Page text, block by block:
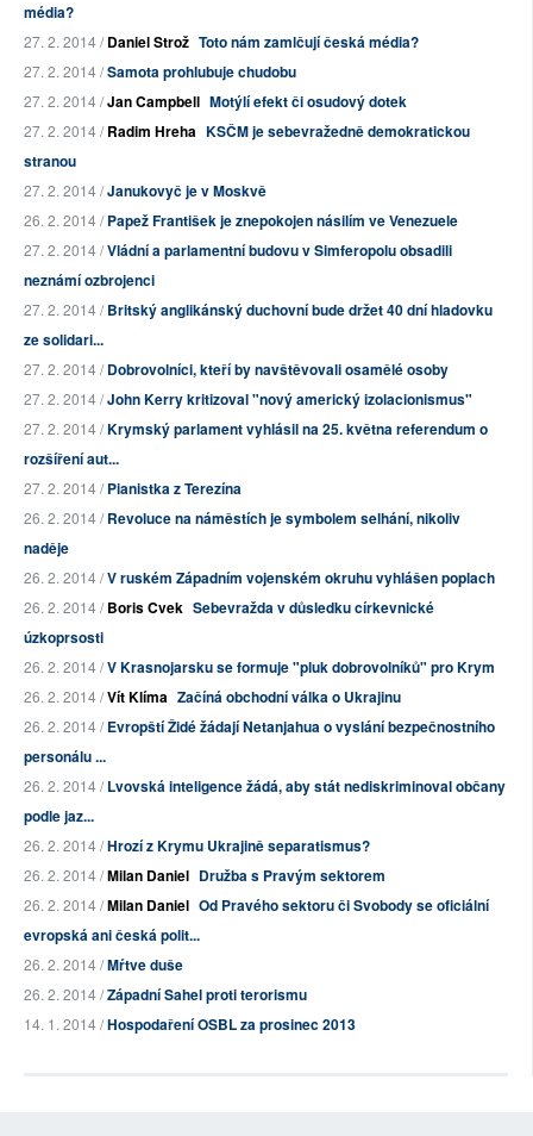
média?
27. 2. 2014 /Daniel Strož Toto nám zamlčují česká média?
27. 2. 2014 /Samota prohlubuje chudobu
27. 2. 2014 /Jan Campbell Motýlí efekt či osudový dotek
27. 2. 2014 /Radim Hreha KSČM je sebevražedně demokratickou
stranou
27. 2. 2014 /Janukovyč je v Moskvě
26. 2. 2014 /Papež František je znepokojen násilím ve Venezuele
27. 2. 2014 /Vládní a parlamentní budovu v Simferopolu obsadili
neznámí ozbrojenci
27. 2. 2014 /Britský anglikánský duchovní bude držet 40 dní hladovku
ze solidari...
27. 2. 2014 /Dobrovolníci, kteří by navštěvovali osamělé osoby
27. 2. 2014 /John Kerry kritizoval "nový americký izolacionismus"
27. 2. 2014 /Krymský parlament vyhlásil na 25. května referendum o
rozšíření aut...
27. 2. 2014 /Pianistka z Terezína
26. 2. 2014 /Revoluce na náměstích je symbolem selhání, nikoliv
naděje
26. 2. 2014 /V ruském Západním vojenském okruhu vyhlášen poplach
26. 2. 2014 /Boris Cvek Sebevražda v důsledku církevnické
úzkoprsosti
26. 2. 2014 /V Krasnojarsku se formuje "pluk dobrovolníků" pro Krym
26. 2. 2014 /Vít Klíma Začíná obchodní válka o Ukrajinu
26. 2. 2014 /Evropští Židé žádají Netanjahua o vyslání bezpečnostního
personálu ...
26. 2. 2014 /Lvovská inteligence žádá, aby stát nediskriminoval občany
podle jaz...
26. 2. 2014 /Hrozí z Krymu Ukrajině separatismus?
26. 2. 2014 /Milan Daniel Družba s Pravým sektorem
26. 2. 2014 /Milan Daniel Od Pravého sektoru či Svobody se oficiální
evropská ani česká polit...
26. 2. 2014 /Mŕtve duše
26. 2. 2014 /Západní Sahel proti terorismu
14. 1. 2014 /Hospodaření OSBL za prosinec 2013